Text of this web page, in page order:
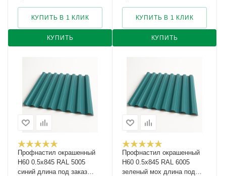
КУПИТЬ
КУПИТЬ В 1 КЛИК
КУПИТЬ
КУПИТЬ В 1 КЛИК
Профнастил окрашенный
Н60 0.5х845 RAL 5005
синий длина под заказ
Профнастил окрашенный
Н60 0.5х845 RAL 6005
зеленый мох длина под